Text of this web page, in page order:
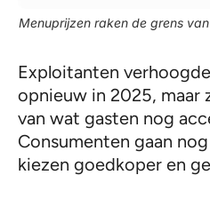
Menuprijzen raken de grens
Exploitanten
opnieuw in 2025, maar
van wat gasten nog
Consumenten gaan
kiezen goedkoper en